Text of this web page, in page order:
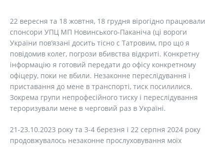
22 вересня та 18 жовтня, 18 грудня вірогідно працювали
спонсори УПЦ МП Новинського-Паканіча (ці вороги
України пов’язані досить тісно с Татровим, про що я
повідомив колег, погрози вбивства відкриті. Конкретну
інформацію я готовий передати до офісу конкретному
офіцеру, поки не вбили. Незаконне переслідування і
приставання до мене в транспорті, тиск посилилися.
Зокрема групи непрофесійного тиску і переслідування
тероризували мене в черговий раз в Україні.
21-23.10.2023 року та 3-4 березня і 22 серпня 2024 року
продовжувалось незаконне прослуховування моїх